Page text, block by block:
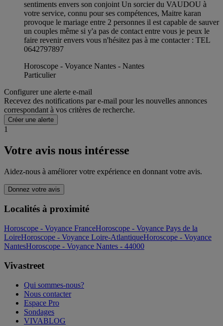
sentiments envers son conjoint Un sorcier du VAUDOU à
votre service, connu pour ses compétences, Maitre karan
provoque le mariage entre 2 personnes il est capable de sauver
un couples même si y'a pas de contact entre vous je peux le
faire revenir envers vous n'hésitez pas à me contacter : TEL
0642797897
Horoscope - Voyance Nantes - Nantes
Particulier
Configurer une alerte e-mail
Recevez des notifications par e-mail pour les nouvelles annonces
correspondant à vos critères de recherche.
Créer une alerte
1
Votre avis nous intéresse
Aidez-nous à améliorer votre expérience en donnant votre avis.
Donnez votre avis
Localités à proximité
Horoscope - Voyance FranceHoroscope - Voyance Pays de la
LoireHoroscope - Voyance Loire-AtlantiqueHoroscope - Voyance
NantesHoroscope - Voyance Nantes - 44000
Vivastreet
Qui sommes-nous?
Nous contacter
Espace Pro
Sondages
VIVABLOG